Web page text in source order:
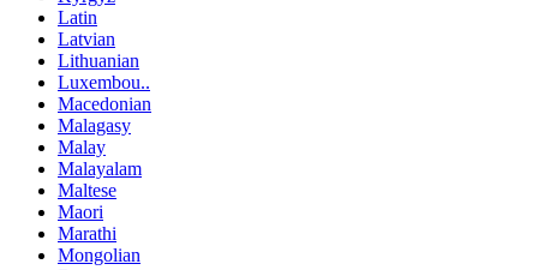
Latin
Latvian
Lithuanian
Luxembou..
Macedonian
Malagasy
Malay
Malayalam
Maltese
Maori
Marathi
Mongolian